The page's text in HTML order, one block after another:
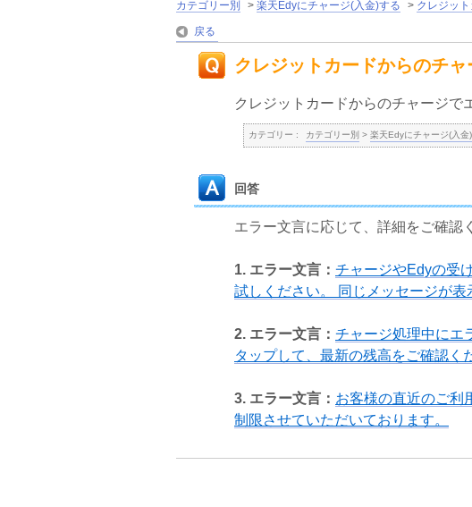
カテゴリー別 > 楽天Edyにチャージ(入金)する > クレジッ
戻る
クレジットカードからのチ
クレジットカードからのチャージで
カテゴリー : カテゴリー別 > 楽天Edyにチャージ(入金
回答
エラー文言に応じて、詳細をご確認
1. エラー文言： チャージやEdyの受
試しください。 同じメッセージが表
2. エラー文言： チャージ処理中にエ
タップして、最新の残高をご確認く
3. エラー文言： お客様の直近のご利
制限させていただいております。